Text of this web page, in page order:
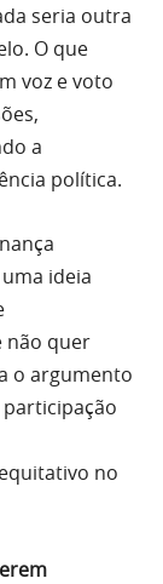
seria outra
O que
voz e voto
a
política.
ideia
não quer
o argumento
no